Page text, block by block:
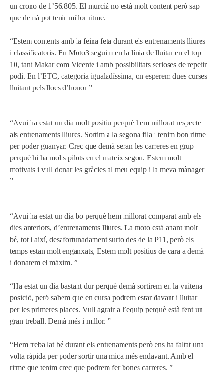
un crono de 1’56.805. El murcià no està molt content però sap
que demà pot tenir millor ritme.
“Estem contents amb la feina feta durant els entrenaments lliures
i classificatoris. En Moto3 seguim en la línia de lluitar en el top
10, tant Makar com Vicente i amb possibilitats serioses de repetir
podi. En l’ETC, categoria igualadíssima, on esperem dues curses
lluitant pels llocs d’honor ”
“Avui ha estat un dia molt positiu perquè hem millorat respecte
als entrenaments lliures. Sortim a la segona fila i tenim bon ritme
per poder guanyar. Crec que demà seran les carreres en grup
perquè hi ha molts pilots en el mateix segon. Estem molt
motivats i vull donar les gràcies al meu equip i la meva mànager
”
“Avui ha estat un dia bo perquè hem millorat comparat amb els
dies anteriors, d’entrenaments lliures. La moto està anant molt
bé, tot i així, desafortunadament surto des de la P11, però els
temps estan molt enganxats, Estem molt positius de cara a demà
i donarem el màxim. ”
“Ha estat un dia bastant dur perquè demà sortirem en la vuitena
posició, però sabem que en cursa podrem estar davant i lluitar
per les primeres places. Vull agrair a l’equip perquè està fent un
gran treball. Demà més i millor. ”
“Hem treballat bé durant els entrenaments però ens ha faltat una
volta ràpida per poder sortir una mica més endavant. Amb el
ritme que tenim crec que podrem fer bones carreres. ”